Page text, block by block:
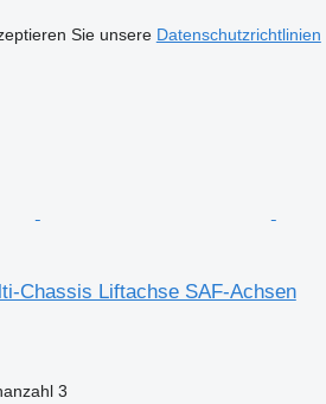
Sie unsere Datenschutzrichtlinien
Chassis Liftachse SAF-Achsen
3